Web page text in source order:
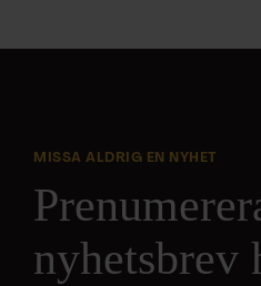
MISSA ALDRIG EN NYHET
nyhetsbrev